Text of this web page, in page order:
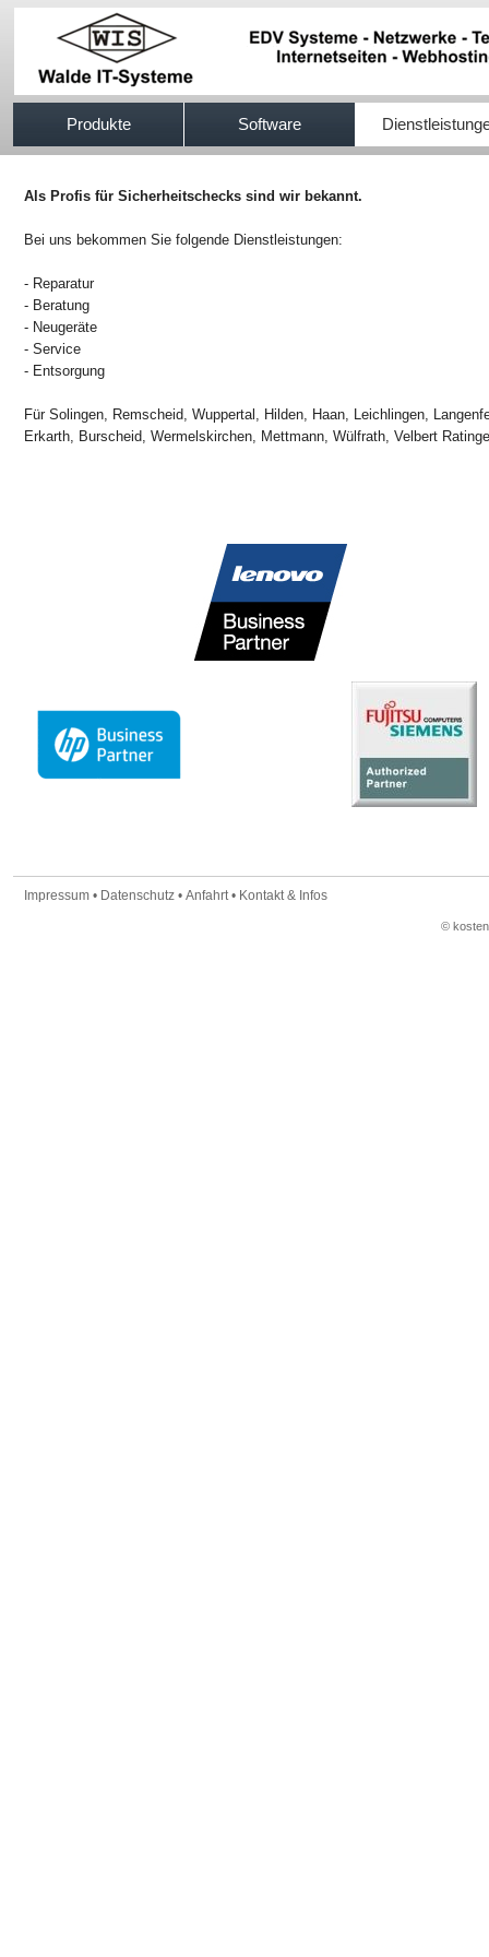
Produkte Software
Als Profis für Sicherheitschecks sind wir bekannt.
Bei uns bekommen Sie folgende Dienstleistungen:
- Reparatur
- Beratung
- Neugeräte
- Service
- Entsorgung
Für Solingen, Remscheid, Wuppertal, Hilden, Haan, Leichlingen,
Erkarth, Burscheid, Wermelskirchen, Mettmann, Wülfrath, Velbert
Impressum • Datenschutz • Anfahrt• Kontakt & Infos
©